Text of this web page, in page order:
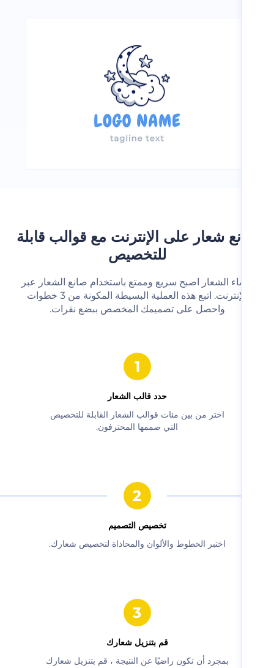
شعار على الإنترنت مع قوالب قابلة
للتخصيص
الشعار اصبح سريع وممتع باستخدام صانع الشعار عبر
الإنترنت. اتبع هذه العملية البسيطة المكونة من 3 خطوات
واحصل على تصميمك المخصص ببضع نقرات.‬
حدد قالب الشعار
‫اختر من بين مئات قوالب الشعار القابلة للتخصيص
التي صممها المحترفون.‬
‫تخصيص التصميم‬
‫اختبر الخطوط والألوان والمحاذاة لتخصيص شعارك.‬
‫قم بتنزيل شعارك‬
‫بمجرد أن تكون راضيًا عن النتيجة ، قم بتنزيل شعارك